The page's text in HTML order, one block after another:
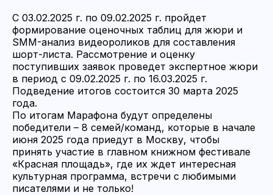
С 03.02.2025 г. по 09.02.2025 г. пройдет
формирование оценочных таблиц для жюри и
SMM-анализ видеороликов для составления
шорт-листа. Рассмотрение и оценку
поступивших заявок проведет экспертное жюри
в период с 09.02.2025 г. по 16.03.2025 г.
Подведение итогов состоится 30 марта 2025
года.
По итогам Марафона будут определены
победители – 8 семей/команд, которые в начале
июня 2025 года приедут в Москву, чтобы
принять участие в главном книжном фестивале
«Красная площадь», где их ждет интересная
культурная программа, встречи с любимыми
писателями и не только!